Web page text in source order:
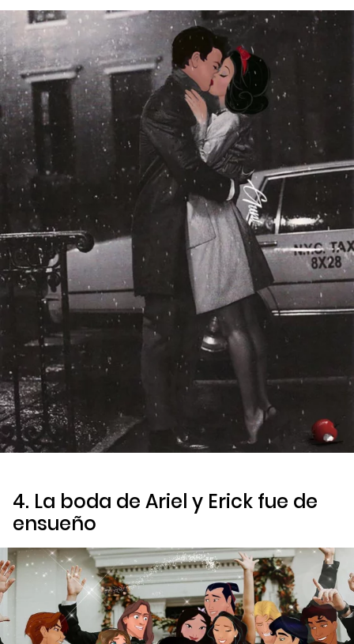
4. La boda de Ariel y Erick fue de
ensueño